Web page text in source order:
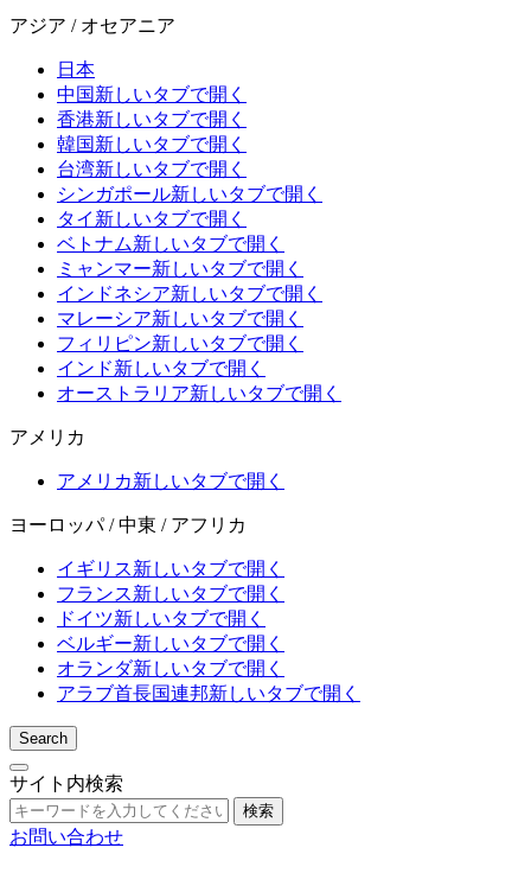
アジア / オセアニア
日本
中国新しいタブで開く
香港新しいタブで開く
韓国新しいタブで開く
台湾新しいタブで開く
シンガポール新しいタブで開く
タイ 新しいタブで開く
ベトナム新しいタブで開く
ミャンマー新しいタブで開く
インドネシア新しいタブで開く
マレーシア新しいタブで開く
フィリピン新しいタブで開く
インド新しいタブで開く
オーストラリア新しいタブで開く
アメリカ
アメリカ新しいタブで開く
ヨーロッパ / 中東 / アフリカ
イギリス新しいタブで開く
フランス新しいタブで開く
ドイツ新しいタブで開く
ベルギー新しいタブで開く
オランダ新しいタブで開く
アラブ首長国連邦新しいタブで開く
Search
サイト内検索
検索
お問い合わせ